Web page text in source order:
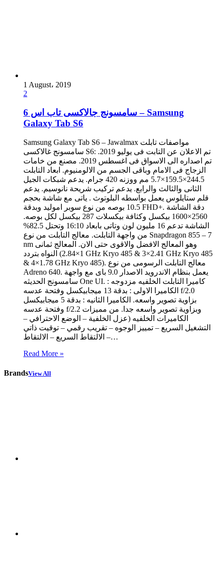
1 August، 2019
2
سامسونج جالاكسى تاب اس 6 – Samsung
Galaxy Tab S6
Samsung Galaxy Tab S6 – Jawalmax مواصفات تابلت
سامسونج غالاكسى S6: تم الاعلان عن التابت فى يوليو 2019.
تم اصداره الى الاسواق فى اغسطس 2019. مصنع من خامات
الزجاج فى الامام وباقى الجسم من الالومنيوم. ابعاد التابلت
244.5×159.5×5.7 مم ووزنه 420 جرام. يدعم شبكات الجيل
الثانى والثالث والرابع. يدعم تركيب شريحة نانوسيم. يدعم
قلم ستايلوس يعمل بواسطه البلوتوث . ياتى مع شاشة بحجم
10.5 بوصه من نوع سوبر اموليد وبدقة FHD+. دقة الشاشة
2560×1600 بيكسل وكثافة بيكسلات 287 بيكسل لكل بوصه.
الشاشة تدعم 16 مليون لون وتاتى بابعاد 16:10 وتحتل 82.5%
من واجهة التابلت. معالج التابلت من نوع Snapdragon 855 – 7
nm وهو المعالج الافضل والاقوى حتى الان. المعالج ثمانى
النواه بتردد (1×2.84 GHz Kryo 485 & 3×2.41 GHz Kryo 485
& 4×1.78 GHz Kryo 485). معالج التابلت الرسومى من نوع
Adreno 640. يعمل بنظام الاندرويد الاصدار 9.0 باى مع واجهة
سامسونج الحديثه One UI. كاميرا التابلت الخلفيه مزدوجه :
الكاميرا الاولى : بدقة 13 ميجابيكسل وفتحة عدسه f/2.0
بزاوية تصوير واسعه. الكاميرا الثانيه : بدقة 5 ميجابيكسل
وفتحة عدسه f/2.2 وبزاوية تصوير واسعه جدا. من مميزات
الكاميرات الخلفيه (عزل الخلفية – الوضع الاحترافي –
التشغيل السريع – تمييز الوجوه – تقريب رقمي – توقيت ذاتي
– الالتقاط السريع – الالتقاط…
Read More »
BrandsView All